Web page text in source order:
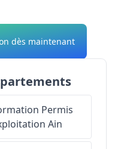
dès maintenant
Permis
Ain